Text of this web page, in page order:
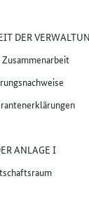
DER
ANLAGE I